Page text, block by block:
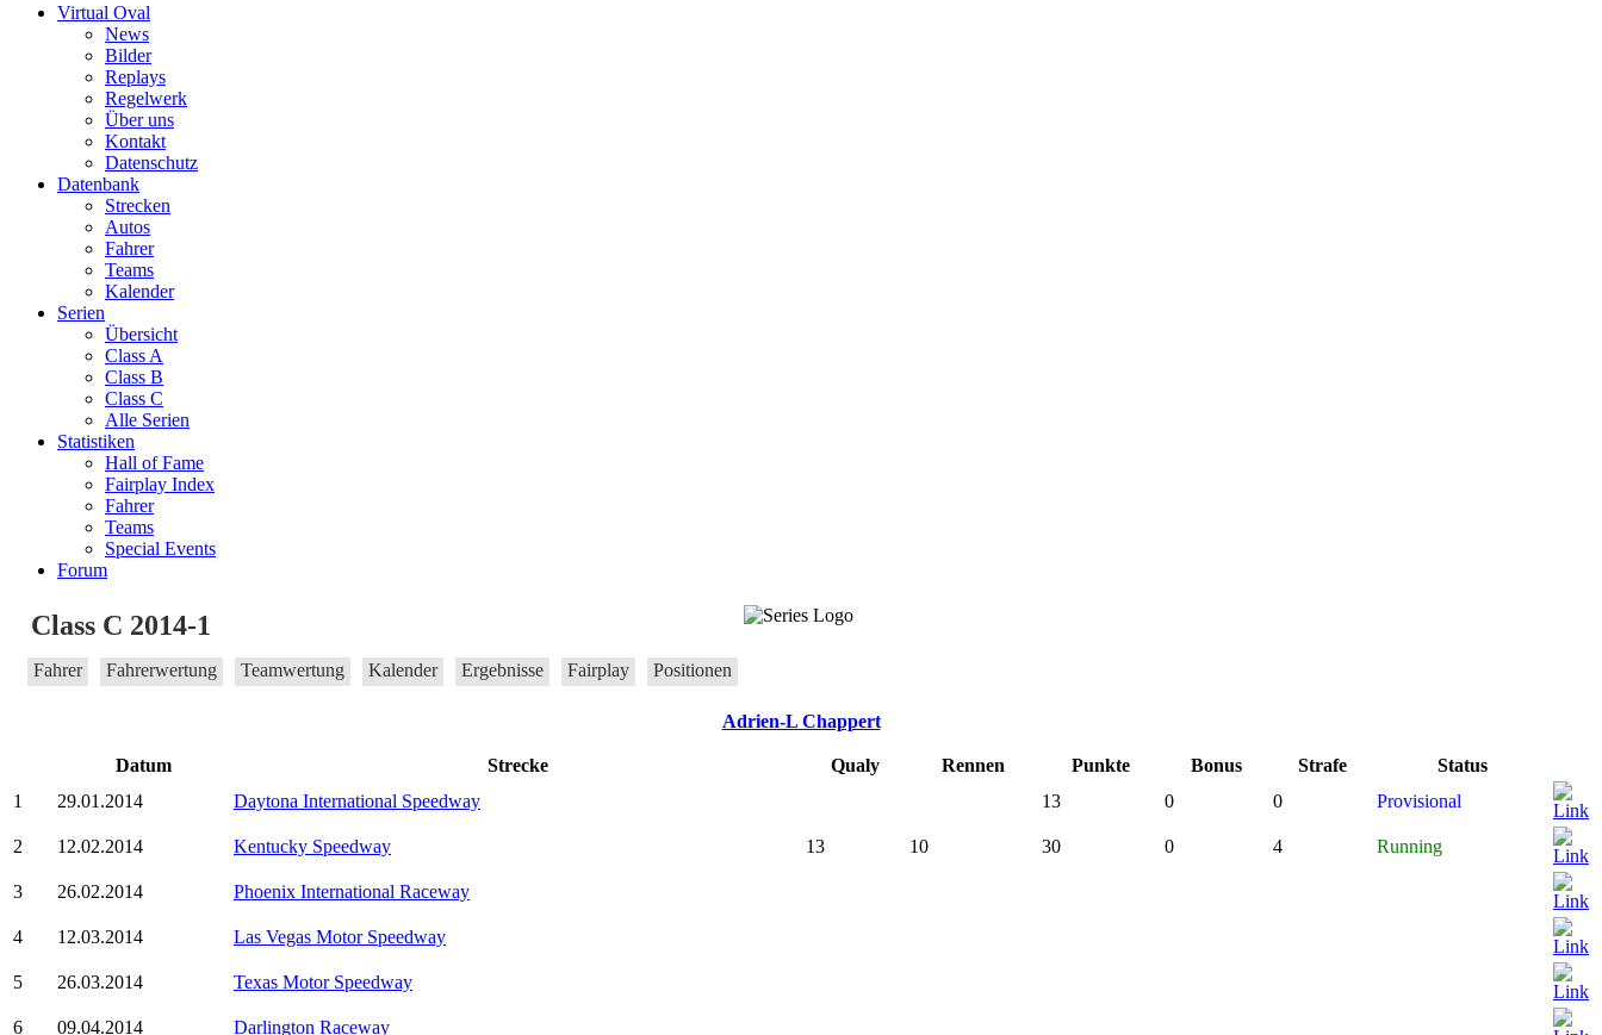
Virtual Oval
News
Bilder
Replays
Regelwerk
Über uns
Kontakt
Datenschutz
Datenbank
Strecken
Autos
Fahrer
Teams
Kalender
Serien
Übersicht
Class A
Class B
Class C
Alle Serien
Statistiken
Hall of Fame
Fairplay Index
Fahrer
Teams
Special Events
Forum
Class C 2014-1
Fahrer Fahrerwertung Teamwertung Kalender Ergebnisse Fairplay Positionen
Adrien-L Chappert
Datum Strecke Qualy Rennen Punkte Bonus Strafe
Status
1
29.01.2014 Daytona International Speedway 13 0 0 Provisional
2 12.02.2014 Kentucky Speedway 13 10 30 0 4 Running
3 26.02.2014 Phoenix International Raceway
4 12.03.2014 Las Vegas Motor Speedway
5 26.03.2014 Texas Motor Speedway
6 09.04.2014 Darlington Raceway